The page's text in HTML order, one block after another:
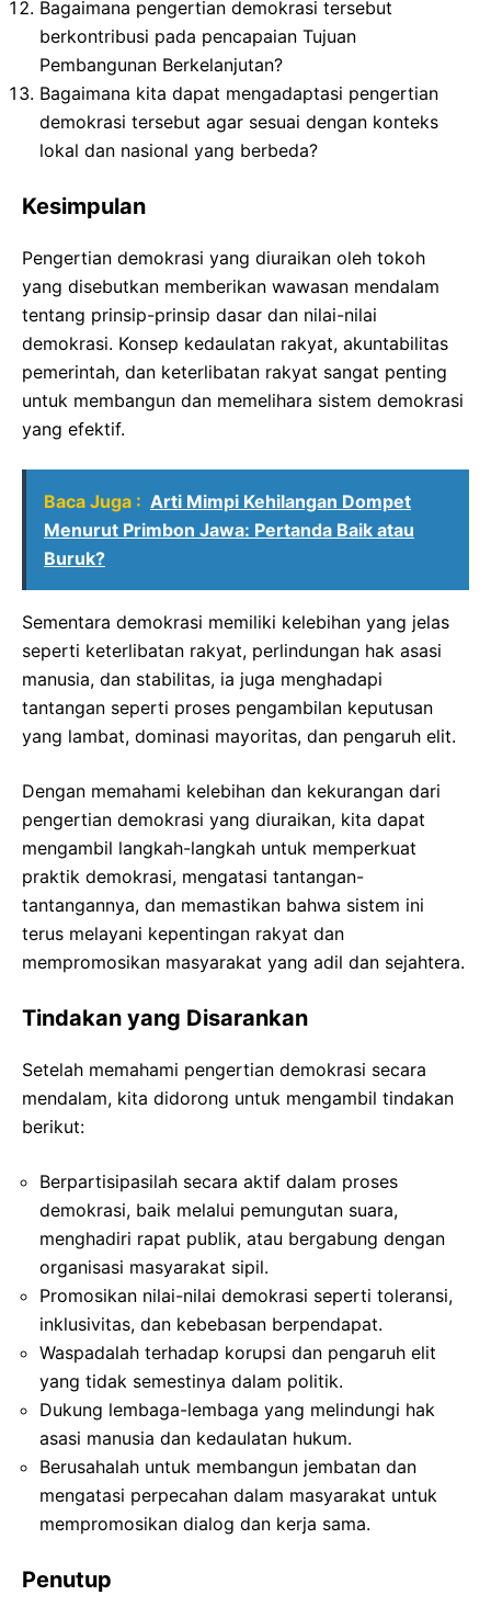
Bagaimana pengertian demokrasi tersebut
berkontribusi pada pencapaian Tujuan
Pembangunan Berkelanjutan?
Bagaimana kita dapat mengadaptasi pengertian
demokrasi tersebut agar sesuai dengan konteks
lokal dan nasional yang berbeda?
Kesimpulan
Pengertian demokrasi yang diuraikan oleh tokoh
yang disebutkan memberikan wawasan mendalam
tentang prinsip-prinsip dasar dan nilai-nilai
demokrasi. Konsep kedaulatan rakyat, akuntabilitas
pemerintah, dan keterlibatan rakyat sangat penting
untuk membangun dan memelihara sistem demokrasi
yang efektif.
Baca Juga : Arti Mimpi Kehilangan Dompet
Menurut Primbon Jawa: Pertanda Baik atau
Buruk?
Sementara demokrasi memiliki kelebihan yang jelas
seperti keterlibatan rakyat, perlindungan hak asasi
manusia, dan stabilitas, ia juga menghadapi
tantangan seperti proses pengambilan keputusan
yang lambat, dominasi mayoritas, dan pengaruh elit.
Dengan memahami kelebihan dan kekurangan dari
pengertian demokrasi yang diuraikan, kita dapat
mengambil langkah-langkah untuk memperkuat
praktik demokrasi, mengatasi tantangan-
tantangannya, dan memastikan bahwa sistem ini
terus melayani kepentingan rakyat dan
mempromosikan masyarakat yang adil dan sejahtera.
Tindakan yang Disarankan
Setelah memahami pengertian demokrasi secara
mendalam, kita didorong untuk mengambil tindakan
berikut:
Berpartisipasilah secara aktif dalam proses
demokrasi, baik melalui pemungutan suara,
menghadiri rapat publik, atau bergabung dengan
organisasi masyarakat sipil.
Promosikan nilai-nilai demokrasi seperti toleransi,
inklusivitas, dan kebebasan berpendapat.
Waspadalah terhadap korupsi dan pengaruh elit
yang tidak semestinya dalam politik.
Dukung lembaga-lembaga yang melindungi hak
asasi manusia dan kedaulatan hukum.
Berusahalah untuk membangun jembatan dan
mengatasi perpecahan dalam masyarakat untuk
mempromosikan dialog dan kerja sama.
Penutup